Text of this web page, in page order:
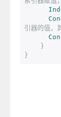
引器的值，
}
}